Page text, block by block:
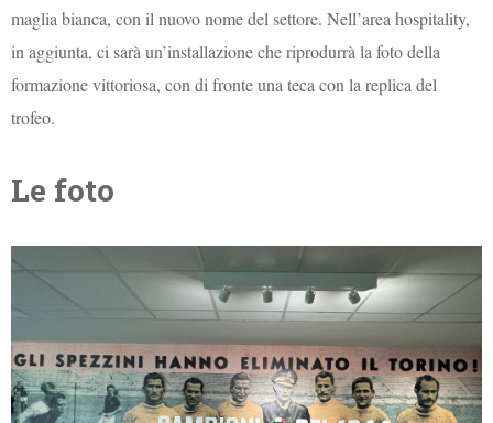
maglia bianca, con il nuovo nome del settore. Nell’area hospitality,
in aggiunta, ci sarà un’installazione che riprodurrà la foto della
formazione vittoriosa, con di fronte una teca con la replica del
trofeo.
Le foto